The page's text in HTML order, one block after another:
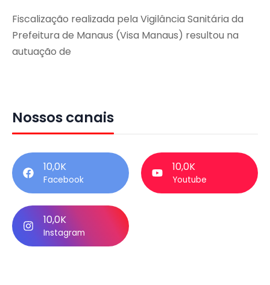
Fiscalização realizada pela Vigilância Sanitária da
Prefeitura de Manaus (Visa Manaus) resultou na
autuação de
Nossos canais
10,0K
Facebook
10,0K
Youtube
10,0K
Instagram